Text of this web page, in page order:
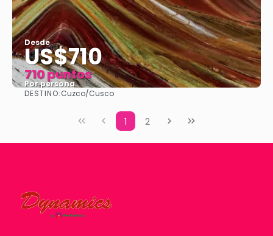
Desde
US$710
710 puntos
Por persona
DESTINO:Cuzco/Cusco
1 2